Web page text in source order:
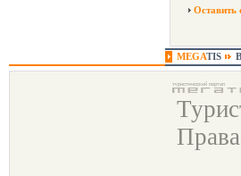
Оставить
MEGATIS